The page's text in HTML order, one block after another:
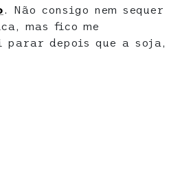
. Não consigo nem sequer
mas fico me
parar depois que a soja,